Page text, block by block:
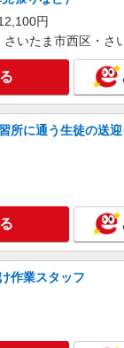
Y!mobile】人気機種
時給1500円〜1600
代支給 ★交通費別途
゜・。○。・゜+゜・。
長野県松本市の
気機種に詳しくなれ
月給259200円 ※残
か月・時給1500円〜 ★
金10万円支給(規定有) お友達を紹介頂くと,
円
さいたま市西区・さ
所に通う生徒の送
作業スタッフ